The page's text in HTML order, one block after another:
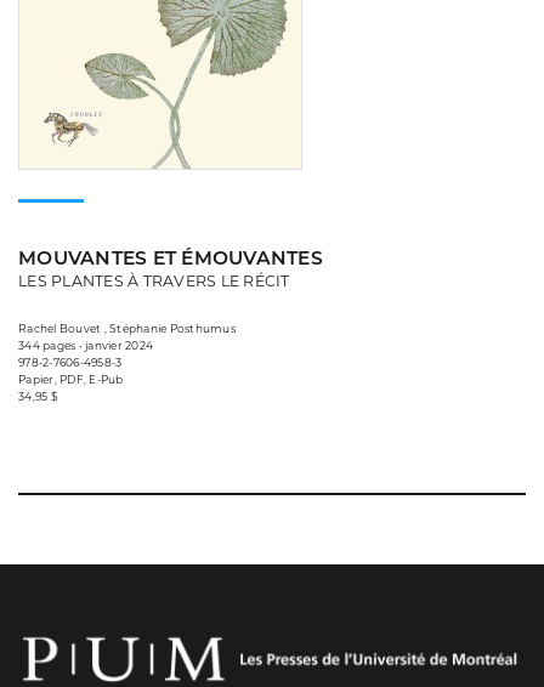
MOUVANTES ET ÉMOUVANTES
LES PLANTES À TRAVERS LE RÉCIT
Rachel Bouvet , Stéphanie Posthumus
344 pages • janvier 2024
978-2-7606-4958-3
Papier, PDF, E-Pub
34,95 $